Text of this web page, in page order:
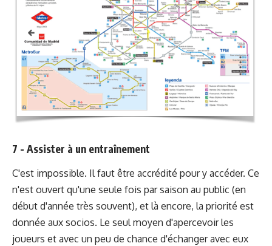
7 - Assister à un entraînement
C'est impossible. Il faut être accrédité pour y accéder. Ce
n'est ouvert qu'une seule fois par saison au public (en
début d'année très souvent), et là encore, la priorité est
donnée aux socios. Le seul moyen d'apercevoir les
joueurs et avec un peu de chance d'échanger avec eux